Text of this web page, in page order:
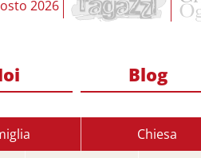
2026
Blog
Chiesa